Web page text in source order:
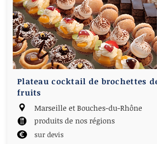
Plateau cocktail de brochettes de
fruits
Marseille et Bouches-du-Rhône
produits de nos régions
sur devis